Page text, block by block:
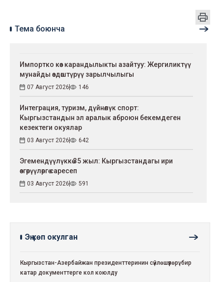
Тема боюнча
Импортко көз карандылыкты азайтуу: Жергиликтүү
мунайды өздөштүрүү зарылчылыгы
07 Август 2026 146
Интеграция, туризм, дүйнөлүк спорт:
Кыргызстандын эл аралык аброюн бекемдеген
кезектеги окуялар
03 Август 2026 642
Эгемендүүлүккө 35 жыл: Кыргызстандагы ири
өзгөрүүлөргө саресеп
03 Август 2026 591
Эң көп окулган
Кыргызстан-Азербайжан президенттеринин сүйлөшүүлөрү: бир
катар документтерге кол коюлду